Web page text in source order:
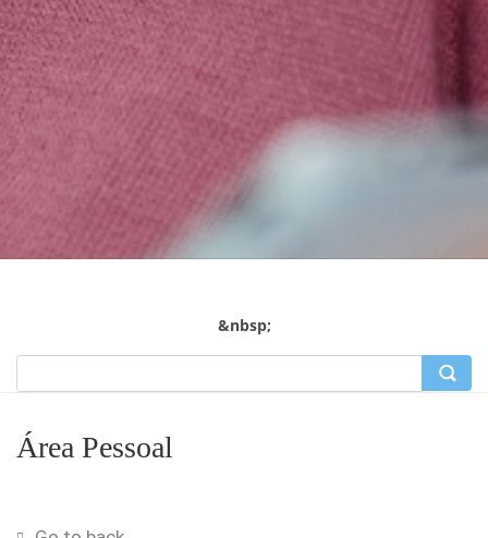
&nbsp;
Área Pessoal